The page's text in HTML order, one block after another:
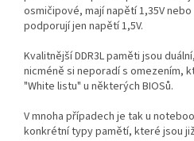
osmičipové, mají napětí 1,35V
podporují jen napětí 1,5V.
Kvalitnější DDR3L paměti jsou
nicméně si neporadí s omezením,
"White listu" u některých BIOSů.
V mnoha případech je tak u
konkrétní typy pamětí, které jsou